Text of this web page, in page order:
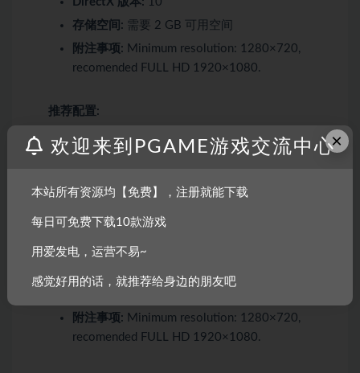
存储空间: 需要 2 GB 可用空间
附注事项: Minimum resolution: 1280×720,
recomended FULL HD 1920×1080.
推荐配置:
需要 64 位处理器和操作系统
处理器: 3.2 Ghz
内存:8 GB RAM
显卡:1GB Video Ram
附注事项: Minimum resolution: 1280×720,
recomended FULL HD 1920×1080.
×
欢迎来到PGAME游戏交流中心
本站所有资源均【免费】，注册就能下载
每日可免费下载10款游戏
用爱发电，运营不易~
感觉好用的话，就推荐给身边的朋友吧